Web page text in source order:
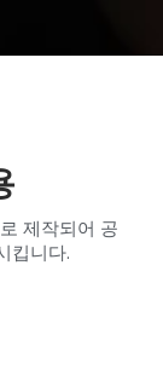
제작되어 공
킵니다.